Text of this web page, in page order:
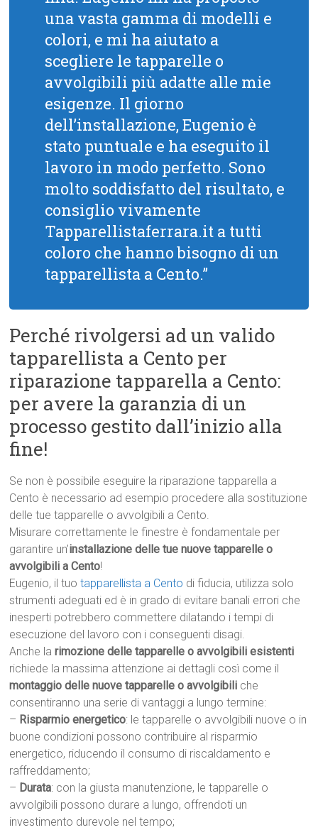
una vasta gamma di modelli e
colori, e mi ha aiutato a
scegliere le tapparelle o
avvolgibili più adatte alle mie
esigenze. Il giorno
dell’installazione, Eugenio è
stato puntuale e ha eseguito il
lavoro in modo perfetto. Sono
molto soddisfatto del risultato, e
consiglio vivamente
Tapparellistaferrara.it a tutti
coloro che hanno bisogno di un
tapparellista a Cento.”
Perché rivolgersi ad un valido
tapparellista a Cento per
riparazione tapparella a Cento:
per avere la garanzia di un
processo gestito dall’inizio alla
fine!
Se non è possibile eseguire la riparazione tapparella a
Cento è necessario ad esempio procedere alla sostituzione
delle tue tapparelle o avvolgibili a Cento.
Misurare correttamente le finestre è fondamentale per
garantire un’installazione delle tue nuove tapparelle o
avvolgibili a Cento!
Eugenio, il tuo tapparellista a Cento di fiducia, utilizza solo
strumenti adeguati ed è in grado di evitare banali errori che
inesperti potrebbero commettere dilatando i tempi di
esecuzione del lavoro con i conseguenti disagi.
Anche larimozione delle tapparelle o avvolgibili esistenti
richiede la massima attenzione ai dettagli così come il
montaggio delle nuove tapparelle o avvolgibili che
consentiranno una serie di vantaggi a lungo termine:
– Risparmio energetico: le tapparelle o avvolgibili nuove o in
buone condizioni possono contribuire al risparmio
energetico, riducendo il consumo di riscaldamento e
raffreddamento;
– Durata: con la giusta manutenzione, le tapparelle o
avvolgibili possono durare a lungo, offrendoti un
investimento durevole nel tempo;